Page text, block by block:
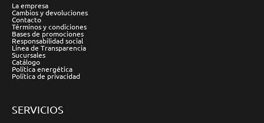
La empresa
Cambios y devoluciones
Contacto
Términos y condiciones
Bases de promociones
Responsabilidad social
Línea de Transparencia
Sucursales
Catálogo
Política energética
Política de privacidad
SERVICIOS